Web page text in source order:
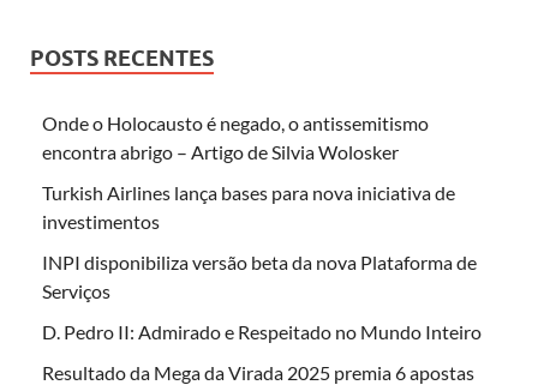
POSTS RECENTES
Onde o Holocausto é negado, o antissemitismo
encontra abrigo – Artigo de Silvia Wolosker
Turkish Airlines lança bases para nova iniciativa de
investimentos
INPI disponibiliza versão beta da nova Plataforma de
Serviços
D. Pedro II: Admirado e Respeitado no Mundo Inteiro
Resultado da Mega da Virada 2025 premia 6 apostas